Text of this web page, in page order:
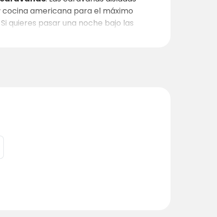
americana para el máximo
Si quieres pasar una noche bajo las
y tranquilas vistas del campo